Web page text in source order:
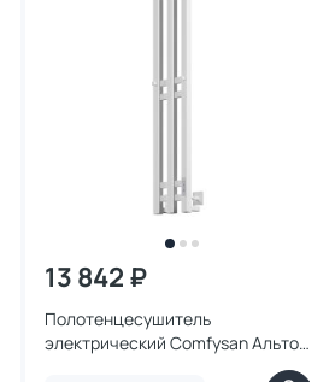
13 842 ₽
Полотенцесушитель
электрический Comfysan Альто-